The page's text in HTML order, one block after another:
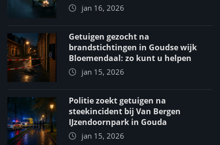
jan 16, 2026
Getuigen gezocht na
brandstichtingen in Goudse wijk
Bloemendaal: zo kunt u helpen
jan 15, 2026
Politie zoekt getuigen na
steekincident bij Van Bergen
IJzendoornpark in Gouda
jan 15, 2026